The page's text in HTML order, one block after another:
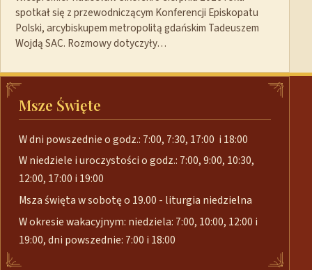
spotkał się z przewodniczącym Konferencji Episkopatu
Polski, arcybiskupem metropolitą gdańskim Tadeuszem
Wojdą SAC. Rozmowy dotyczyły…
Msze Święte
W dni powszednie o godz.: 7:00, 7:30, 17:00 i 18:00
W niedziele i uroczystości o godz.: 7:00, 9:00, 10:30,
12:00, 17:00 i 19:00
Msza święta w sobotę o 19.00 - liturgia niedzielna
W okresie wakacyjnym: niedziela: 7:00, 10:00, 12:00 i
19:00, dni powszednie: 7:00 i 18:00